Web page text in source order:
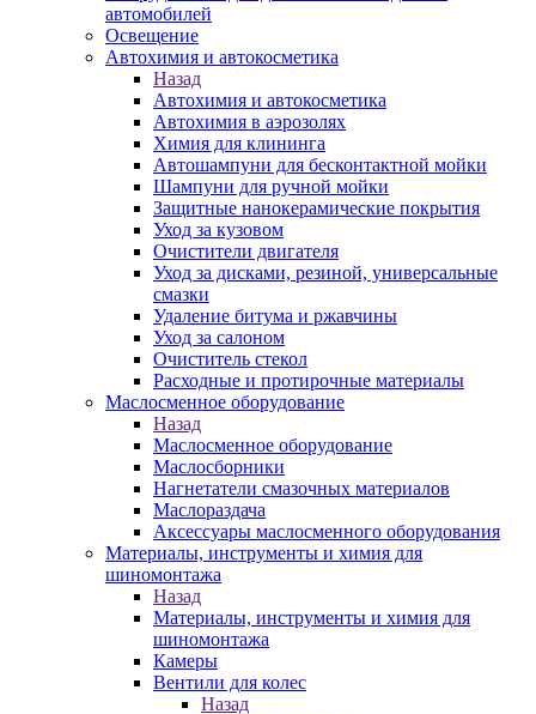
автомобилей
Освещение
Автохимия и автокосметика
Назад
Автохимия и автокосметика
Автохимия в аэрозолях
Химия для клининга
Автошампуни для бесконтактной мойки
Шампуни для ручной мойки
Защитные нанокерамические покрытия
Уход за кузовом
Очистители двигателя
Уход за дисками, резиной, универсальные
смазки
Удаление битума и ржавчины
Уход за салоном
Очиститель стекол
Расходные и протирочные материалы
Маслосменное оборудование
Назад
Маслосменное оборудование
Маслосборники
Нагнетатели смазочных материалов
Маслораздача
Аксессуары маслосменного оборудования
Материалы, инструменты и химия для
шиномонтажа
Назад
Материалы, инструменты и химия для
шиномонтажа
Камеры
Вентили для колес
Назад